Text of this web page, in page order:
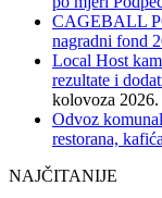
CAGEBALL
nagradni fond
Local Host
rezultate i
kolovoza 2026.
Odvoz
restorana,
NAJČITANIJE